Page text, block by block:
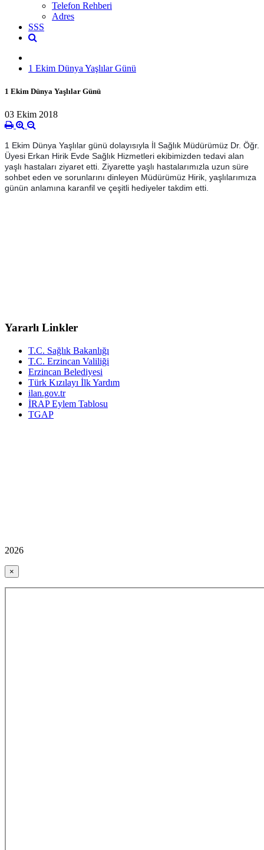
Telefon Rehberi
Adres
SSS
1 Ekim Dünya Yaşlılar Günü
1 Ekim Dünya Yaşlılar Günü
03 Ekim 2018
1 Ekim Dünya Yaşlılar günü dolayısıyla İl Sağlık Müdürümüz Dr. Öğr.
Üyesi Erkan Hirik Evde Sağlık Hizmetleri ekibimizden tedavi alan
yaşlı hastaları ziyaret etti. Ziyarette yaşlı hastalarımızla uzun süre
sohbet eden ve sorunlarını dinleyen Müdürümüz Hirik, yaşlılarımıza
günün anlamına karanfil ve çeşitli hediyeler takdim etti.
Yararlı Linkler
T.C. Sağlık Bakanlığı
T.C. Erzincan Valiliği
Erzincan Belediyesi
Türk Kızılayı İlk Yardım
ilan.gov.tr
İRAP Eylem Tablosu
TGAP
2026
×